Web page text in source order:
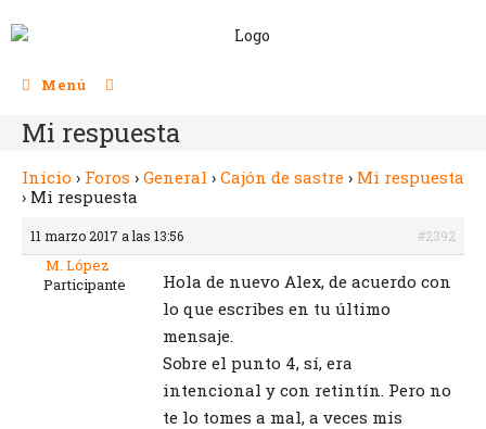
Menú
Mi respuesta
Inicio › Foros › General › Cajón de sastre › Mi respuesta
› Mi respuesta
11 marzo 2017 a las 13:56 #2392
M. López
Participante
Hola de nuevo Alex, de acuerdo con
lo que escribes en tu último
mensaje.
Sobre el punto 4, sí, era
intencional y con retintín. Pero no
te lo tomes a mal, a veces mis